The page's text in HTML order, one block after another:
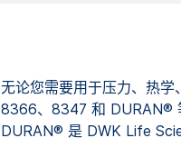
无论您需要用于压力、热学
8366、8347 和 DURAN®
DURAN® 是 DWK Life